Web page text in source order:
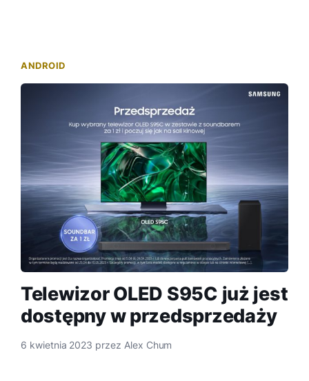
ANDROID
Telewizor OLED S95C już jest
dostępny w przedsprzedaży
6 kwietnia 2023 przez Alex Chum